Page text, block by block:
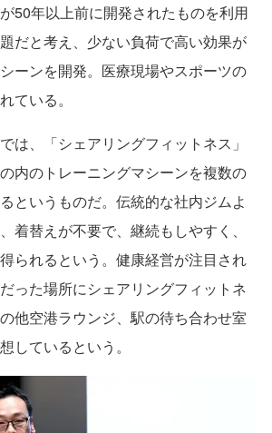
50年以上前に開発されたものを利用
だと考え、少ない負荷で高い効果が
ーンを開発。医療現場やスポーツの
ている。
は、「シェアリングフィットネス」
内のトレーニングマシーンを複数の
というものだ。伝統的な社内ジムよ
着替えが不要で、継続もしやすく、
られるという。健康経営が注目され
った場所にシェアリングフィットネ
他空港ラウンジ、駅の待ち合わせ室
しているという。